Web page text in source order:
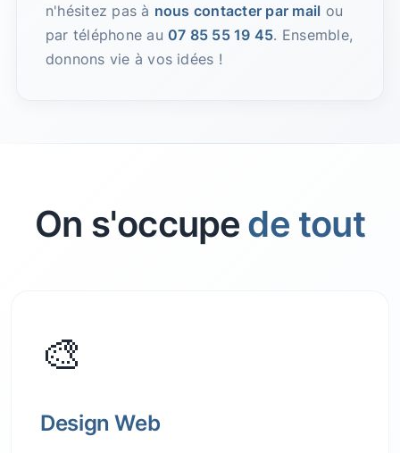
n'hésitez pas à nous contacter par mail ou
par téléphone au 07 85 55 19 45. Ensemble,
donnons vie à vos idées !
On s'occupe de tout
🎨
Design Web